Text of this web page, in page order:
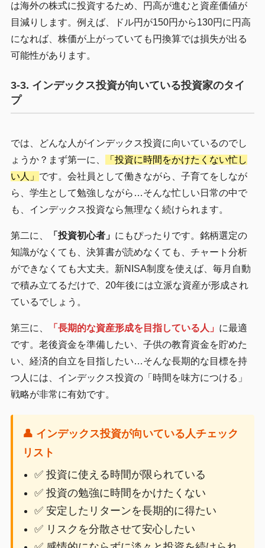
は海外の株式に投資するため、円高が進むと資産価値が
目減りします。例えば、ドル円が150円から130円に円高
になれば、株価が上がっていても円換算では損失が出る
可能性があります。
3-3. インデックス投資が向いている投資家のタイ
プ
では、どんな人がインデックス投資に向いているのでし
ょうか？まず第一に、
「投資に時間をかけたくない忙し
い人」 です。会社員として働きながら、子育てをしなが
ら、学生として勉強しながら…そんな忙しい日常の中で
も、インデックス投資なら無理なく続けられます。
第二に、 「投資初心者」 にもぴったりです。銘柄選定の
知識がなくても、決算書が読めなくても、チャート分析
ができなくても大丈夫。新NISA制度を使えば、毎月自動
で積み立てるだけで、20年後には立派な資産が形成され
ているでしょう。
第三に、 「長期的な資産形成を目指している人」 に最適
です。老後資金を準備したい、子供の教育資金を貯めた
い、経済的自立を目指したい…そんな長期的な目標を持
つ人には、インデックス投資の「時間を味方につける」
戦略が非常に有効です。
👤 インデックス投資が向いている人チェック
リスト
✅ 投資に使える時間が限られている
✅ 投資の勉強に時間をかけたくない
✅ 安定したリターンを長期的に得たい
✅ リスクを分散させて安心したい